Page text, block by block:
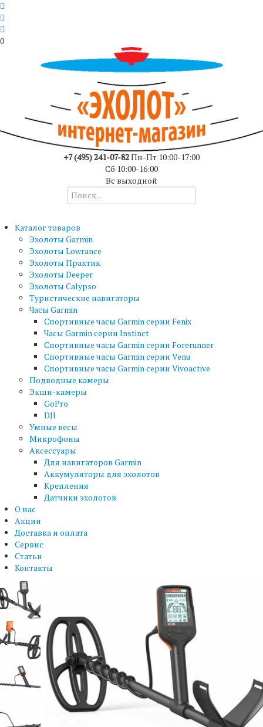
0
+7 (495) 241-07-82Пн-Пт 10:00-17:00
Сб 10:00-16:00
Вс выходной
Каталог товаров
Эхолоты Garmin
Эхолоты Lowrance
Эхолоты Практик
Эхолоты Deeper
Эхолоты Calypso
Туристические навигаторы
Часы Garmin
Спортивные часы Garmin серии Fenix
Часы Garmin серии Instinct
Спортивные часы Garmin серии Forerunner
Спортивные часы Garmin серии Venu
Спортивные часы Garmin серии Vivoactive
Подводные камеры
Экшн-камеры
GoPro
DJI
Умные весы
Микрофоны
Аксессуары
Для навигаторов Garmin
Аккумуляторы для эхолотов
Крепления
Датчики эхолотов
О нас
Акции
Доставка и оплата
Сервис
Статьи
Контакты